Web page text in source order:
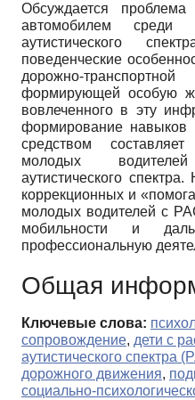
Обсуждается
автомобилем среди
аутистического
поведенческие
дорожно-
формирующей особую
вовлеченного в эту
формирование навыков
средством
молодых
аутистического
коррекционных и
молодых водителей с
мобильности и
профессиональную
Общая
Ключевые слова:
сопровождение, дети с
аутистического спектра
дорожного движения,
социально-